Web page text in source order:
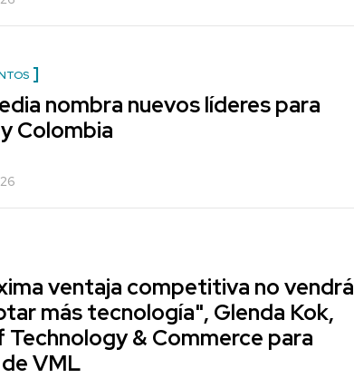
nombra nuevos líderes para
Colombia
ventaja competitiva no vendrá
más tecnología", Glenda Kok,
Technology & Commerce para
VML